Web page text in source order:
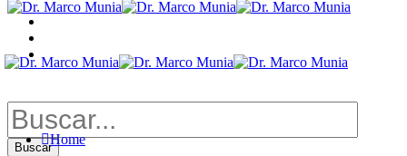
Buscar
por:
Home